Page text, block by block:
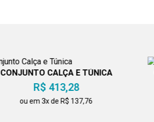
CONJUNTO CALÇA E TÚNICA
R$ 413,28
ou em 3x de R$ 137,76